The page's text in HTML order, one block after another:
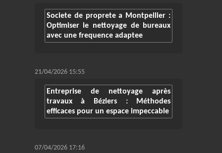
Societe de proprete a Montpellier :
Optimiser le nettoyage de bureaux
avec une frequence adaptee
21/04/2026 15:55
Entreprise de nettoyage après
travaux à Béziers : Méthodes
efficaces pour un espace impeccable
07/04/2026 17:16